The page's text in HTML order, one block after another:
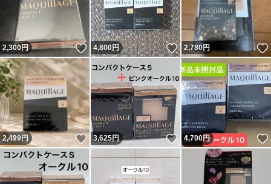
2,300円 いいね！
4,800円 いいね！
2,780円
2,499円 いいね！
3,625円 いいね！
4,700円